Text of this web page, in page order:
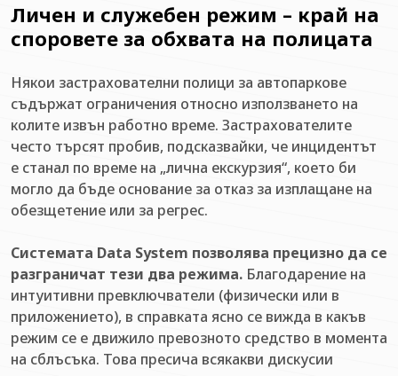
Личен и служебен режим – край на
споровете за обхвата на полицата
Някои застрахователни полици за автопаркове
съдържат ограничения относно използването на
колите извън работно време. Застрахователите
често търсят пробив, подсказвайки, че инцидентът
е станал по време на „лична екскурзия“, което би
могло да бъде основание за отказ за изплащане на
обезщетение или за регрес.
Системата Data System позволява прецизно да се
разграничат тези два режима. Благодарение на
интуитивни превключватели (физически или в
приложението), в справката ясно се вижда в какъв
режим се е движило превозното средство в момента
на сблъсъка. Това пресича всякакви дискусии